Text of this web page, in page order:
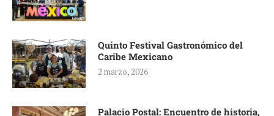
Quinto Festival Gastronómico del
Caribe Mexicano
2 marzo, 2026
Palacio Postal: Encuentro de historia,